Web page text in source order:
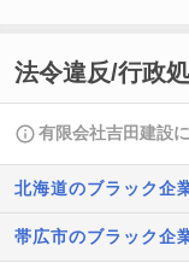
法令違反/行政
有限会社吉田建設
北海道のブラック企
帯広市のブラック企